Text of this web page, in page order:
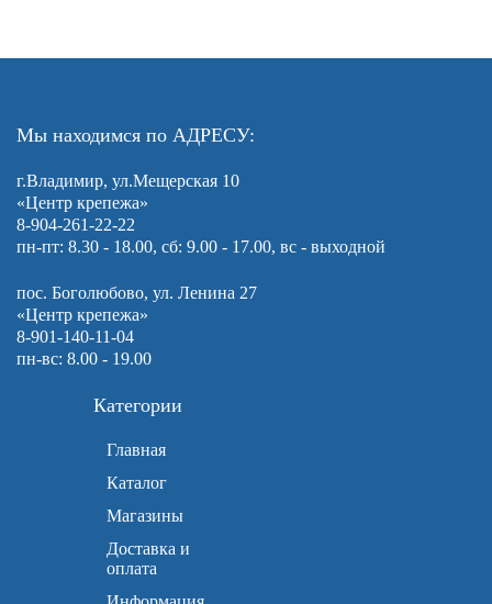
Мы находимся по АДРЕСУ:
г.Владимир, ул.Мещерская 10
«Центр крепежа»
8-904-261-22-22
пн-пт: 8.30 - 18.00, сб: 9.00 - 17.00, вс - выходной
пос. Боголюбово, ул. Ленина 27
«Центр крепежа»
8-901-140-11-04
пн-вс: 8.00 - 19.00
Категории
Главная
Каталог
Магазины
Доставка и
оплата